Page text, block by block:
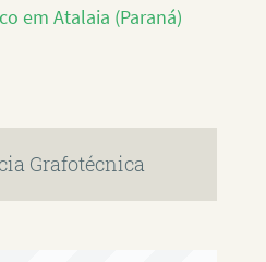
em Atalaia (Paraná)
Grafotécnica